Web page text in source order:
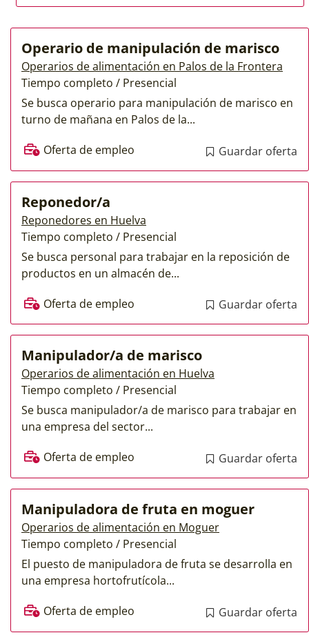
Operario de manipulación de marisco
Operarios de alimentación en Palos de la Frontera
Tiempo completo / Presencial
Se busca operario para manipulación de marisco en
turno de mañana en Palos de la...
Oferta de empleo
Guardar oferta
Reponedor/a
Reponedores en Huelva
Tiempo completo / Presencial
Se busca personal para trabajar en la reposición de
productos en un almacén de...
Oferta de empleo
Guardar oferta
Manipulador/a de marisco
Operarios de alimentación en Huelva
Tiempo completo / Presencial
Se busca manipulador/a de marisco para trabajar en
una empresa del sector...
Oferta de empleo
Guardar oferta
Manipuladora de fruta en moguer
Operarios de alimentación en Moguer
Tiempo completo / Presencial
El puesto de manipuladora de fruta se desarrolla en
una empresa hortofrutícola...
Oferta de empleo
Guardar oferta